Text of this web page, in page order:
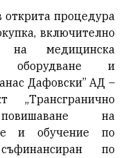
процедура
включително
на медицинска
оборудване и
Дафовски” АД –
на
и обучение по
по